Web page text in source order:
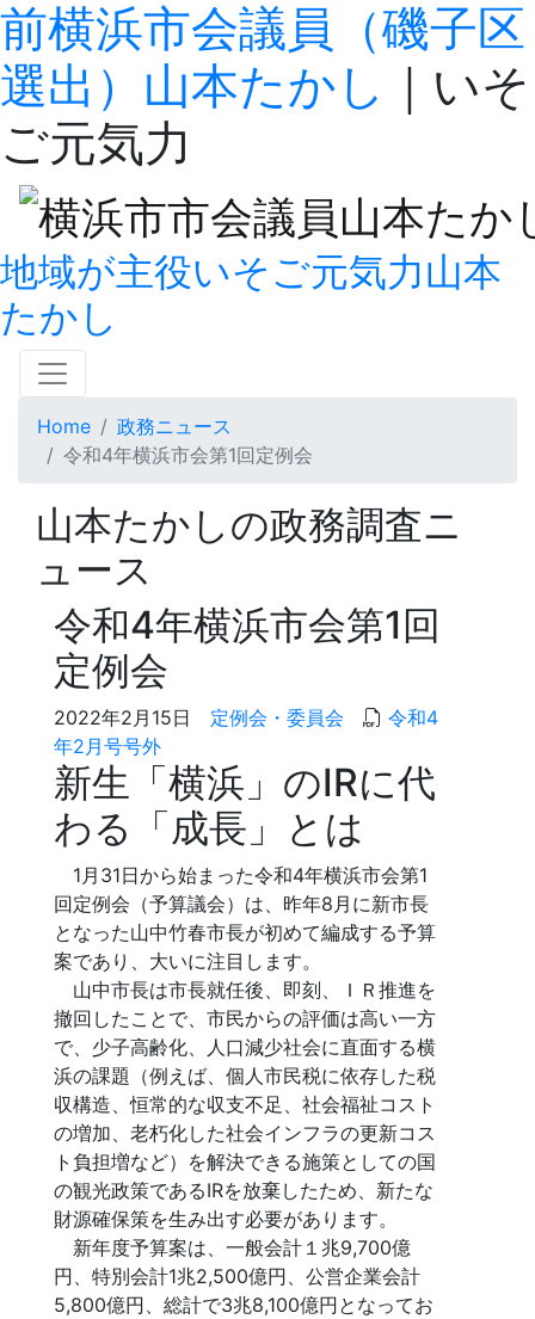
前横浜市会議員（磯子区
選出）山本たかし ｜いそ
ご元気力
地域が主役いそご元気力山本
たかし
Home
政務ニュース
令和4年横浜市会第1回定例会
山本たかしの政務調査ニ
ュース
令和4年横浜市会第1回
定例会
2022年2月15日 定例会・委員会
令和4
年2月号号外
新生「横浜」のIRに代
わる「成長」とは
1月31日から始まった令和4年横浜市会第1
回定例会（予算議会）は、昨年8月に新市長
となった山中竹春市長が初めて編成する予算
案であり、大いに注目します。
山中市長は市長就任後、即刻、ＩＲ推進を
撤回したことで、市民からの評価は高い一方
で、少子高齢化、人口減少社会に直面する横
浜の課題（例えば、個人市民税に依存した税
収構造、恒常的な収支不足、社会福祉コスト
の増加、老朽化した社会インフラの更新コス
ト負担増など）を解決できる施策としての国
の観光政策であるIRを放棄したため、新たな
財源確保策を生み出す必要があります。
新年度予算案は、一般会計１兆9,700億
円、特別会計1兆2,500億円、公営企業会計
5,800億円、総計で3兆8,100億円となってお